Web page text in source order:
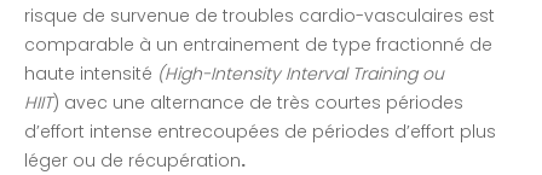
risque de survenue de troubles cardio-vasculaires est
comparable à un entrainement de type fractionné de
haute intensité (High-Intensity Interval Training ou
HIIT) avec une alternance de très courtes périodes
d’effort intense entrecoupées de périodes d’effort plus
léger ou de récupération.